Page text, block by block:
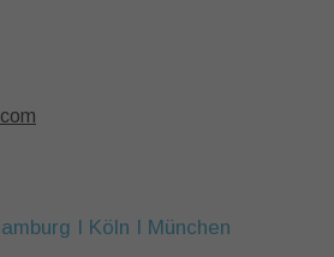
I Köln I München